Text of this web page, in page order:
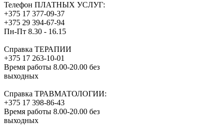
Телефон ПЛАТНЫХ УСЛУГ:
+375 17 377-09-37
+375 29 394-67-94
Пн-Пт 8.30 - 16.15
Справка ТЕРАПИИ
+375 17 263-10-01
Время работы 8.00-20.00 без
выходных
Справка ТРАВМАТОЛОГИИ:
+375 17 398-86-43
Время работы 8.00-20.00 без
выходных